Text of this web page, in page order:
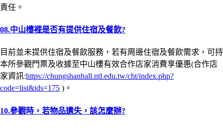
責任。
08.中山樓裡是否有提供住宿及餐飲?
目前並未提供住宿及餐飲服務，若有周邊住宿及餐飲需求，可持
本所參觀門票及收據至中山樓有效合作店家消費享優惠(合作店
家資訊:https://chungshanhall.ntl.edu.tw/cht/index.php?
code=list&ids=175 )。
10.參觀時，若物品遺失，該怎麼辦?